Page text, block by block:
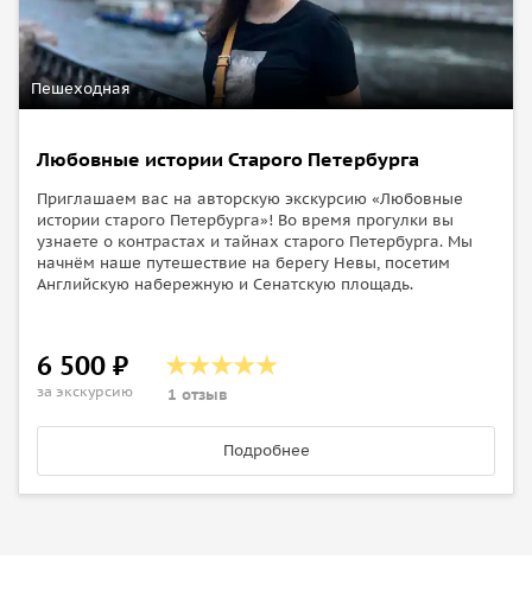
Пешеходная
Любовные истории Старого Петербурга
Приглашаем вас на авторскую экскурсию «Любовные
истории старого Петербурга»! Во время прогулки вы
узнаете о контрастах и тайнах старого Петербурга. Мы
начнём наше путешествие на берегу Невы, посетим
Английскую набережную и Сенатскую площадь.
6 500 ₽
за экскурсию 1 отзыв
Подробнее